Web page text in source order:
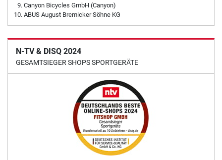
Canyon Bicycles GmbH (Canyon)
ABUS August Bremicker Söhne KG
N-TV & DISQ 2024
GESAMTSIEGER SHOPS SPORTGERÄTE